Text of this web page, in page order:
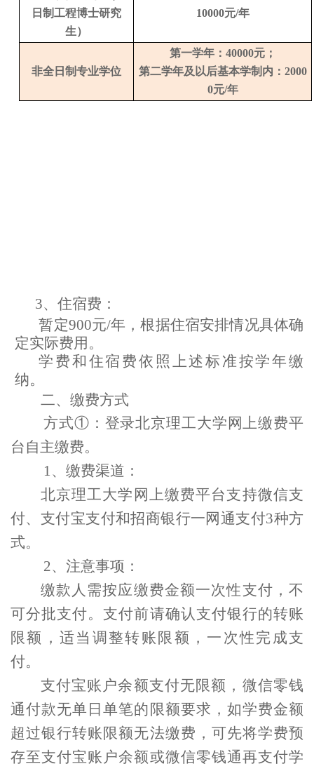
日制工程博士研究
生）
10000元/年
非全日制专业学位
第一学年： 40000元；
第二学年及以后基本学制内： 2000
0元/年
3、 住宿费：
暂定900元/年，根据住宿安排情况具体确
定实际费用。
学 费和住宿费依照上述标准按学年缴
纳。
二、缴费方式
方式① ：登录北京理工大学网上缴费平
台自主缴费。
1 、缴费渠道 ：
北京理工大学网上缴费平台支持微信支
付、 支付宝支付和招商银行一网通支付3种方
式。
2、注意事项 ：
缴款人需按应缴费金额一次性支付，不
可分批支付。支付前请确认支付银行的转账
限额，适当调整转账限额，一次性完成支
付。
支付宝账户余额支付无限额， 微信零钱
通付款无单日单笔的限额要求，如学费金额
超过银行转账限额无法缴费，可先将学费预
存至支付宝账户余额或微信零钱通再支付学